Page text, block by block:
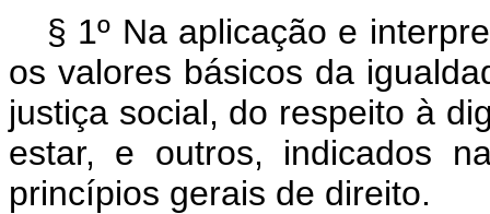
§ 1º Na aplicação e
os valores básicos da
justiça social, do respeito à
estar, e outros, indicados
princípios gerais de direito.